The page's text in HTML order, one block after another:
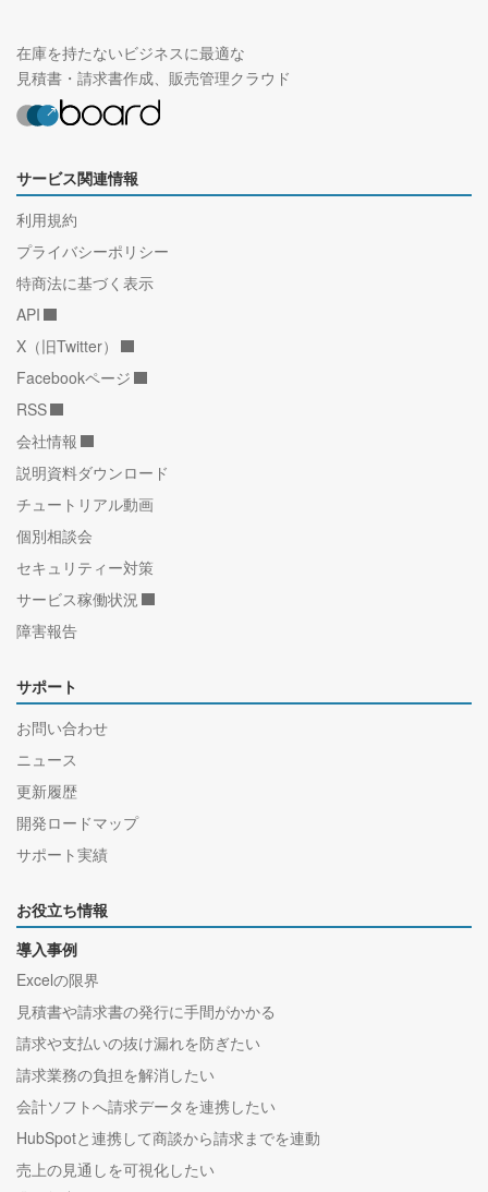
在庫を持たないビジネスに最適な
見積書・請求書作成、販売管理クラウド
サービス関連情報
利用規約
プライバシーポリシー
特商法に基づく表示
API
X（旧Twitter）
Facebookページ
RSS
会社情報
説明資料ダウンロード
チュートリアル動画
個別相談会
セキュリティー対策
サービス稼働状況
障害報告
サポート
お問い合わせ
ニュース
更新履歴
開発ロードマップ
サポート実績
お役立ち情報
導入事例
Excelの限界
見積書や請求書の発行に手間がかかる
請求や支払いの抜け漏れを防ぎたい
請求業務の負担を解消したい
会計ソフトへ請求データを連携したい
HubSpotと連携して商談から請求までを連動
売上の見通しを可視化したい